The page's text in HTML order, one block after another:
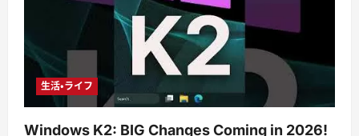
生活・ライフ
Windows K2: BIG Changes Coming in 2026!